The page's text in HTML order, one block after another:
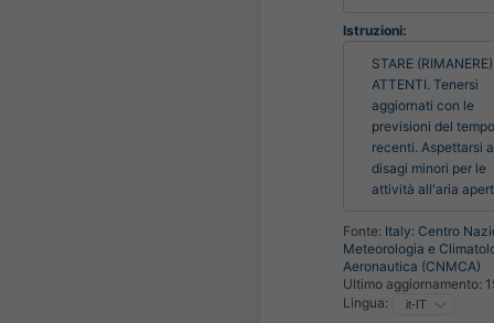
Istruzioni:
STARE (RIMANERE)
ATTENTI. Tenersi
aggiornati con le
previsioni del
recenti. Aspettarsi
disagi minori per le
attività all'aria
Fonte: Italy: Centro
Meteorologia e
Aeronautica (CNMCA)
Ultimo aggiornamento:
Lingua: